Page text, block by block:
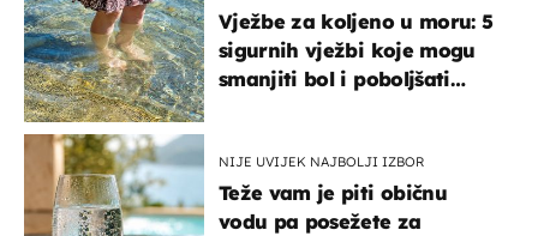
Vježbe za koljeno u moru: 5
sigurnih vježbi koje mogu
smanjiti bol i poboljšati
NIJE UVIJEK NAJBOLJI IZBOR
Teže vam je piti običnu
vodu pa posežete za